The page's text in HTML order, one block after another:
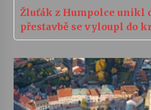
Žluťák z Humpolce unikl
přestavbě se vyloupl do